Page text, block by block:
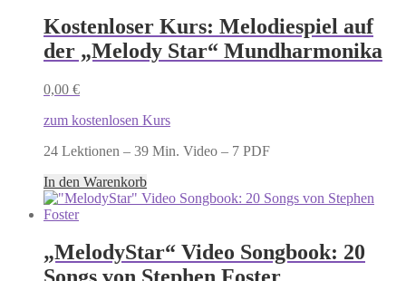
Kostenloser Kurs: Melodiespiel auf
der „Melody Star“ Mundharmonika
0,00 €
zum kostenlosen Kurs
24 Lektionen – 39 Min. Video – 7 PDF
In den Warenkorb
„MelodyStar“ Video Songbook: 20